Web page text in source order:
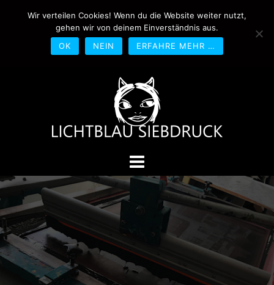
0170-4800361
drucken@lichtblau-
siebdruck.de
Schwedlerstraße 1 - 5 60314
Frankfurt
Wir verteilen Cookies! Wenn du die Website weiter nutzt,
gehen wir von deinem Einverständnis aus.
OK
NEIN ERFAHRE MEHR …